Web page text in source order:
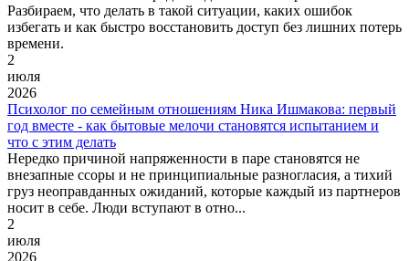
Разбираем, что делать в такой ситуации, каких ошибок
избегать и как быстро восстановить доступ без лишних потерь
времени.
2
июля
2026
Психолог по семейным отношениям Ника Ишмакова: первый
год вместе - как бытовые мелочи становятся испытанием и
что с этим делать
Нередко причиной напряженности в паре становятся не
внезапные ссоры и не принципиальные разногласия, а тихий
груз неоправданных ожиданий, которые каждый из партнеров
носит в себе. Люди вступают в отно...
2
июля
2026